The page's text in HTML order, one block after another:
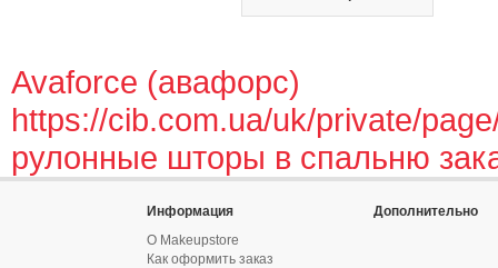
Avaforce (авафорс)
https://cib.com.ua/uk/private/
рулонные шторы в спальню
Информация
О Makeupstore
Как оформить заказ
Дополнительно